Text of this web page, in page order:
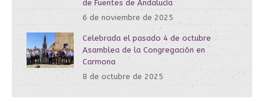
de Fuentes de Andalucía
6 de noviembre de 2025
Celebrada el pasado 4 de octubre
Asamblea de la Congregación en
Carmona
8 de octubre de 2025